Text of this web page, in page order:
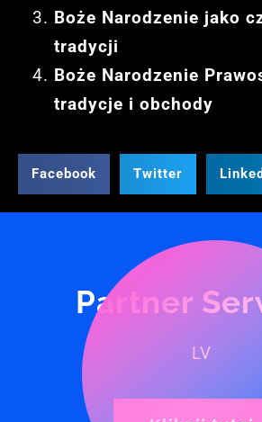
Boże Narodzenie jako
tradycji
Boże Narodzenie
tradycje i obchody
Facebook Twitter
Partner
LV